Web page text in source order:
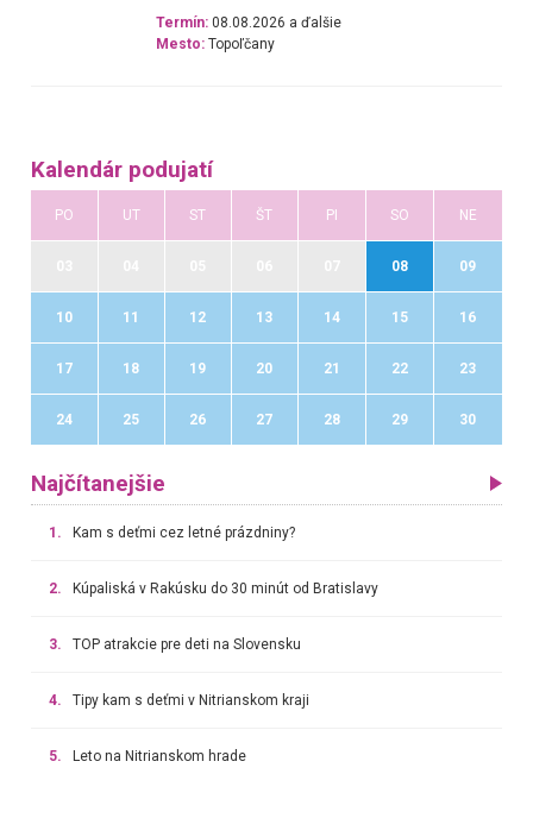
Termín: 08.08.2026 a ďalšie
Mesto: Topoľčany
Kalendár podujatí
PO UT ST ŠT PI SO NE
08 09
10 11 12 13 14 15 16
17 18 19 20 21 22 23
24 25 26 27 28 29 30
Najčítanejšie
1. Kam s deťmi cez letné prázdniny?
2. Kúpaliská v Rakúsku do 30 minút od Bratislavy
3. TOP atrakcie pre deti na Slovensku
4. Tipy kam s deťmi v Nitrianskom kraji
5. Leto na Nitrianskom hrade